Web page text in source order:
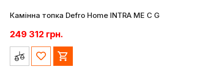
Камінна топка Defro Home INTRA ME C G
249 312 грн.